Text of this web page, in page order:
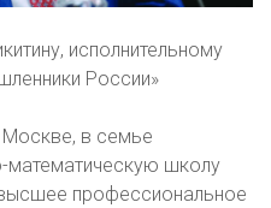
исполнительному
России»
Москве, в семье
математическую школу
профессиональное